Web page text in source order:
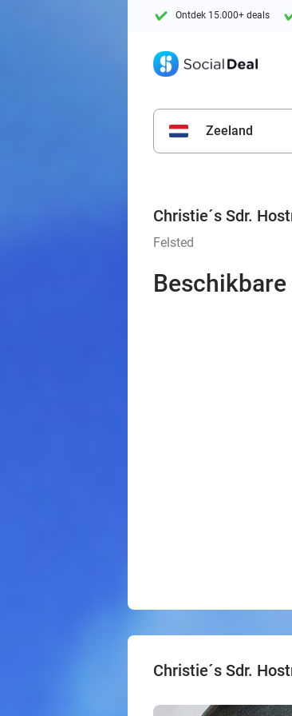
Ontdek 15.000+ deals
Zeeland
Christie´s Sdr.
Felsted
Christie´s Sdr.